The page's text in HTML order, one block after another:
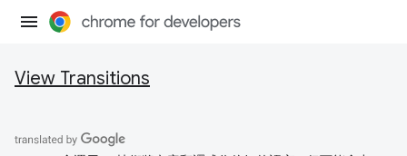
View Transitions